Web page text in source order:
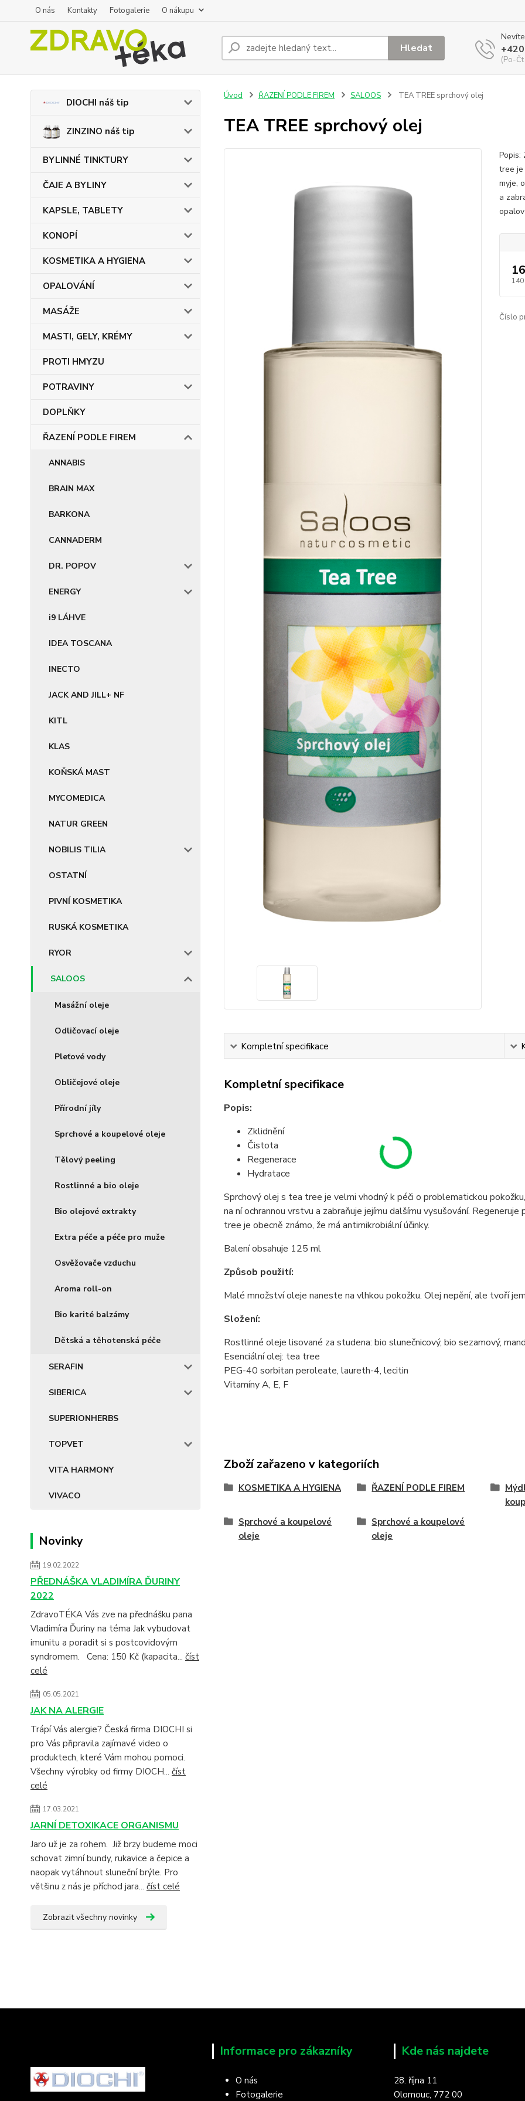
O nás Kontakty Fotogalerie O nákupu
Hledat
(Po-
DIOCHI náš tip
ZINZINO náš tip
BYLINNÉ TINKTURY
ČAJE A BYLINY
KAPSLE, TABLETY
KONOPÍ
KOSMETIKA A HYGIENA
OPALOVÁNÍ
MASÁŽE
MASTI, GELY, KRÉMY
PROTI HMYZU
POTRAVINY
DOPLŇKY
ŘAZENÍ PODLE FIREM
ANNABIS
BRAIN MAX
BARKONA
CANNADERM
DR. POPOV
ENERGY
i9 LÁHVE
IDEA TOSCANA
INECTO
JACK AND JILL+ NF
KITL
KLAS
KOŇSKÁ MAST
MYCOMEDICA
NATUR GREEN
NOBILIS TILIA
OSTATNÍ
PIVNÍ KOSMETIKA
RUSKÁ KOSMETIKA
RYOR
SALOOS
Masážní oleje
Odličovací oleje
Pleťové vody
Obličejové oleje
Přírodní jíly
Sprchové a koupelové oleje
Tělový peeling
Rostlinné a bio oleje
Bio olejové extrakty
Extra péče a péče pro muže
Osvěžovače vzduchu
Aroma roll-on
Bio karité balzámy
Dětská a těhotenská péče
SERAFIN
SIBERICA
SUPERIONHERBS
TOPVET
VITA HARMONY
VIVACO
Novinky
19.02.2022
PŘEDNÁŠKA VLADIMÍRA ĎURINY
2022
ZdravoTÉKA Vás zve na přednášku pana
Vladimíra Ďuriny na téma Jak vybudovat
imunitu a poradit si s postcovidovým
syndromem. Cena: 150 Kč (kapacita... číst
celé
05.05.2021
JAK NA ALERGIE
Trápí Vás alergie? Česká firma DIOCHI si
pro Vás připravila zajímavé video o
produktech, které Vám mohou pomoci.
Všechny výrobky od firmy DIOCH... číst
celé
17.03.2021
JARNÍ DETOXIKACE ORGANISMU
Jaro už je za rohem. Již brzy budeme moci
schovat zimní bundy, rukavice a čepice a
naopak vytáhnout sluneční brýle. Pro
většinu z nás je příchod jara... číst celé
Zobrazit všechny novinky
Úvod ŘAZENÍ PODLE FIREM SALOOS TEA TREE sprchový olej
TEA TREE sprchový olej
Popis:
tree je
myje,
a
140
Číslo
Kompletní specifikace
Kompletní specifikace
Popis:
Zklidnění
Čistota
Regenerace
Hydratace
Sprchový olej s tea tree je velmi vhodný k péči o problematickou
na ní ochrannou vrstvu a zabraňuje jejímu dalšímu vysušování.
tree je obecně známo, že má antimikrobiální účinky.
Balení obsahuje 125 ml
Způsob použití:
Malé množství oleje naneste na vlhkou pokožku. Olej nepění, ale tvoří
Složení:
Rostlinné oleje lisované za studena: bio slunečnicový, bio sezamový,
Esenciální olej: tea tree
PEG-40 sorbitan peroleate, laureth-4, lecitin
Vitamíny A, E, F
Zboží zařazeno v kategoriích
KOSMETIKA A HYGIENA ŘAZENÍ PODLE FIREM
Sprchové a koupelové
oleje
Sprchové a koupelové
oleje
Informace pro zákazníky
O nás
Fotogalerie
Kde nás najdete
28. října 11
Olomouc, 772 00